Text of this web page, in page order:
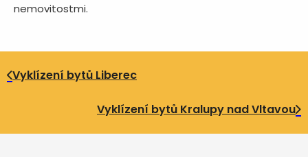
nemovitostmi.
Vyklízení bytů Liberec
Vyklízení bytů Kralupy nad Vltavou